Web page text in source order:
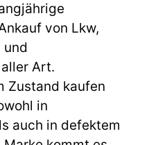
von Lkw,
und
Art.
Zustand kaufen
in
auch in defektem